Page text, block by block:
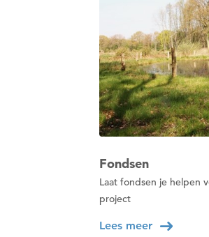
Fondsen
Laat fondsen je helpen
project
Lees meer